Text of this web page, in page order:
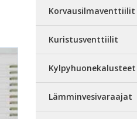
Korvausilmaventtiilit
Kuristusventtiilit
Kylpyhuonekalusteet
Lämminvesivaraajat